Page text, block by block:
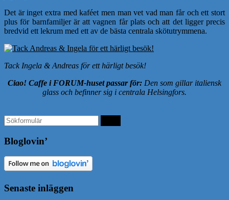
Det är inget extra med kaféet men man vet vad man får och ett stort
plus för barnfamiljer är att vagnen får plats och att det ligger precis
bredvid ett lekrum med ett av de bästa centrala skötutrymmena.
Tack Ingela & Andreas för ett härligt besök!
Ciao! Caffe i FORUM-huset passar för: Den som gillar italiensk
glass och befinner sig i centrala Helsingfors.
Bloglovin’
Senaste inläggen